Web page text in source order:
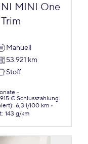
MINI One
Manuell
53.921 km
Stoff
€ Schlusszahlung
: 6,3 l/100 km
: 143 g/km